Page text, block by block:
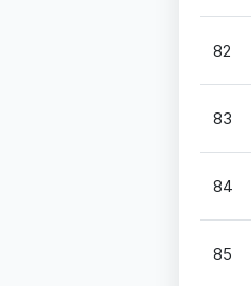
82
83
84
85